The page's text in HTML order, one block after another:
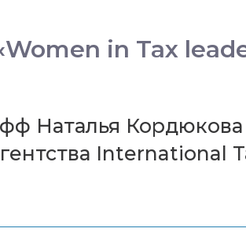
in Tax
Наталья
International